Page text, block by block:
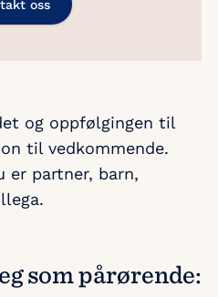
oss
og oppfølgingen til
til vedkommende.
er partner, barn,
som pårørende: